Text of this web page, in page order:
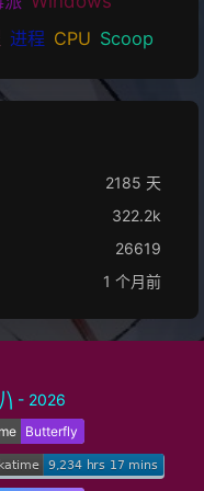
进程 CPU Scoop
2185 天
322.2k
26619
1 个月前
- 2026
Butterfly